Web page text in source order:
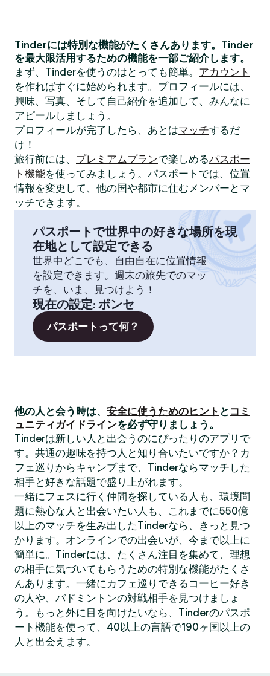
Tinderには特別な機能がたくさんあります。Tinder
を最大限活用するための機能を一部ご紹介します。
まず、Tinderを使うのはとっても簡単。 アカウント
を作ればすぐに始められます。プロフィールには、
興味、写真、そして自己紹介を追加して、みんなに
アピールしましょう。
プロフィールが完了したら、あとはマッチするだ
け！
旅行前には、 プレミアムプランで楽しめるパスポー
ト機能を使ってみましょう。パスポートでは、位置
情報を変更して、他の国や都市に住むメンバーとマ
ッチできます。
パスポートで世界中の好きな場所を現
在地として設定できる
世界中どこでも、自由自在に位置情報
を設定できます。週末の旅先でのマッ
チを、いま、見つけよう！
現在の設定: ポンセ
パスポートって何？
他の人と会う時は、 安全に使うためのヒント と コミ
ュニティガイドラインを必ず守りましょう。
Tinderは新しい人と出会うのにぴったりのアプリで
す。共通の趣味を持つ人と知り合いたいですか？カ
フェ巡りからキャンプまで、Tinderならマッチした
相手と好きな話題で盛り上がれます。
一緒にフェスに行く仲間を探している人も、環境問
題に熱心な人と出会いたい人も、これまでに550億
以上のマッチを生み出したTinderなら、きっと見つ
かります。オンラインでの出会いが、今まで以上に
簡単に。Tinderには、たくさん注目を集めて、理想
の相手に気づいてもらうための特別な機能がたくさ
んあります。一緒にカフェ巡りできるコーヒー好き
の人や、バドミントンの対戦相手を見つけましょ
う。もっと外に目を向けたいなら、Tinderのパスポ
ート機能を使って、40以上の言語で190ヶ国以上の
人と出会えます。